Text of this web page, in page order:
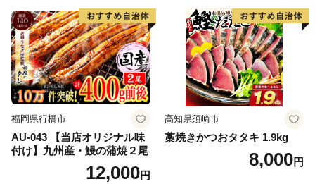
福岡県行橋市
AU-043 【当店オリジナル味
付け】九州産・鰻の蒲焼２尾
12,000円
高知県須崎市
藁焼きかつおタタキ 1.9kg
8,000円